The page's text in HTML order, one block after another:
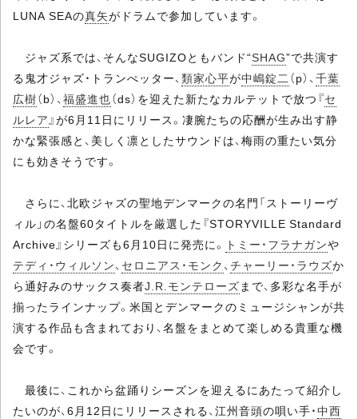
LUNA SEAの真矢がドラムで参加しています。
ジャズ系では、そんなSUGIZOともバンド“SHAG”で共演す
る鬼才ジャズ・トランぺッター、類家心平が中嶋錠二（p）、千葉
広樹（b）、福盛進也（ds）を迎えた新たなカルテットで放つ『セ
ルレア』が6月11日にリリース。凄腕たちの応酬が生み出す静
かな緊張感と、美しく凛としたサウンドは、梅雨の重たい気分
にも効きそうです。
さらに、北欧ジャズの聖地デンマークの名門「ストーリーヴ
ィル」の名盤60タイトルを厳選した『STORYVILLE Standard
Archive』シリーズも6月10日に発売に。 トミー・フラナガンや
テディ・ウィルソン、 セロニアス・モンク 、チャーリー・ラウズか
ら通好みのサックス奏者J.R.モンテローズまで、多彩な名手が
揃ったラインナップ。米国とデンマークのミュージシャンが共
演する作品も含まれており、名盤をまとめて楽しめる貴重な機
会です。
最後に、これから盆踊りシーズンを迎えるにあたって紹介し
たいのが、6月12日にリリースされる、江州音頭の唄い手・中西